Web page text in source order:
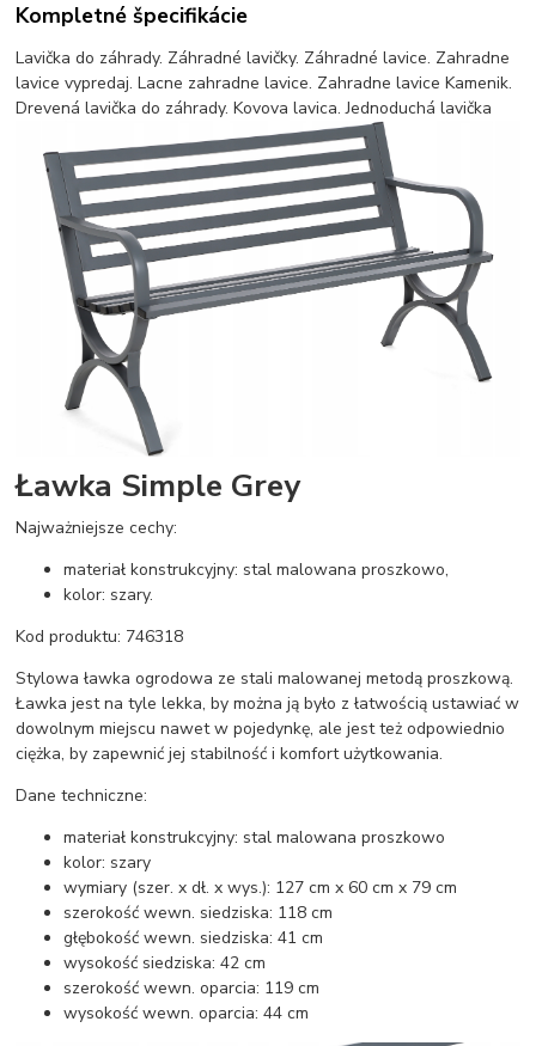
Kompletné špecifikácie
Lavička do záhrady. Záhradné lavičky. Záhradné lavice. Zahradne
lavice vypredaj. Lacne zahradne lavice. Zahradne lavice Kamenik.
Drevená lavička do záhrady. Kovova lavica. Jednoduchá lavička
Ławka Simple Grey
Najważniejsze cechy:
materiał konstrukcyjny: stal malowana proszkowo,
kolor: szary.
Kod produktu: 746318
Stylowa ławka ogrodowa ze stali malowanej metodą proszkową.
Ławka jest na tyle lekka, by można ją było z łatwością ustawiać w
dowolnym miejscu nawet w pojedynkę, ale jest też odpowiednio
ciężka, by zapewnić jej stabilność i komfort użytkowania.
Dane techniczne:
materiał konstrukcyjny: stal malowana proszkowo
kolor: szary
wymiary (szer. x dł. x wys.): 127 cm x 60 cm x 79 cm
szerokość wewn. siedziska: 118 cm
głębokość wewn. siedziska: 41 cm
wysokość siedziska: 42 cm
szerokość wewn. oparcia: 119 cm
wysokość wewn. oparcia: 44 cm